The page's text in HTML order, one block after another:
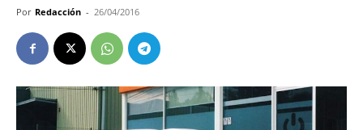
Por Redacción - 26/04/2016